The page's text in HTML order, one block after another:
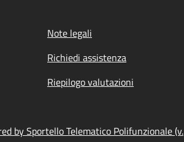
Note legali
Richiedi assistenza
Riepilogo valutazioni
by Sportello Telematico Polifunzionale (v.